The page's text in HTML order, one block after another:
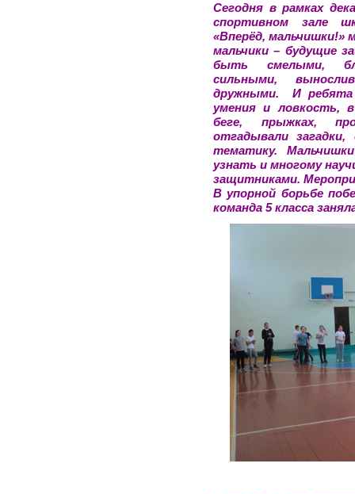
Сегодня в рамках
спортивном зале
«Вперёд, мальчишки!»
мальчики – будущие
быть смелыми,
сильными,
дружными. И ребята
умения и ловкость,
беге, прыжках,
отгадывали
тематику.
узнать и многому
защитниками.
В упорной борьбе
команда 5 класса